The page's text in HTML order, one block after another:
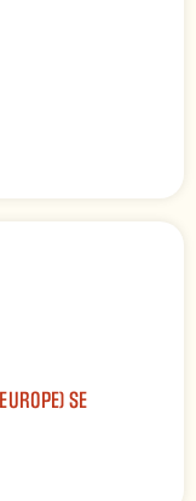
SE